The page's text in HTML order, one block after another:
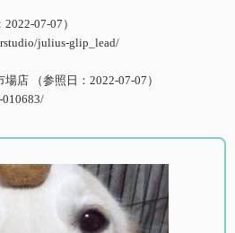
07-07）
julius-glip_lead/
店 （参照日：2022-07-07）
010683/